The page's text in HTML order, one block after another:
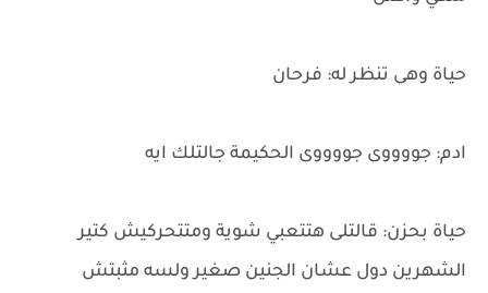
حياة وهى تنظر له: فرحان
ادم: جووووى جووووى الحكيمة جالتلك ايه
حياة بحزن: قالتلى هتتعبي شوية ومتتحركيش كتير
الشهرين دول عشان الجنين صغير ولسه مثبتش